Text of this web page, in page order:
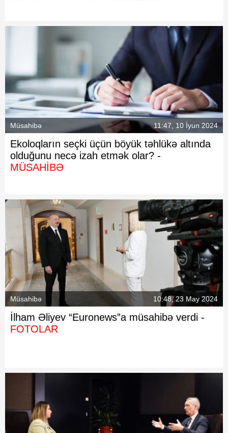
Müsahibə 11:47, 10 İyun 2024
Ekoloqların seçki üçün böyük təhlükə altında
olduğunu necə izah etmək olar? -
MÜSAHİBƏ
Müsahibə 10:48, 23 May 2024
İlham Əliyev “Euronews”a müsahibə verdi -
FOTOLAR